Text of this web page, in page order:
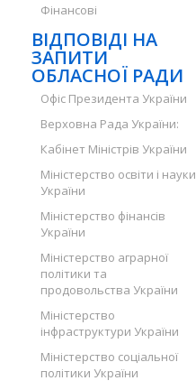
Фінансові
ВІДПОВІДІ НА
ЗАПИТИ
ОБЛАСНОЇ РАДИ
Офіс Президента України
Верховна Рада України:
Кабінет Міністрів України
Міністерство освіти і науки
України
Міністерство фінансів
України
Міністерство аграрної
політики та
продовольства України
Міністерство
інфраструктури України
Міністерство соціальної
політики України